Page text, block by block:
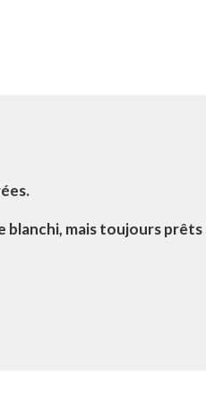
mais toujours prêts